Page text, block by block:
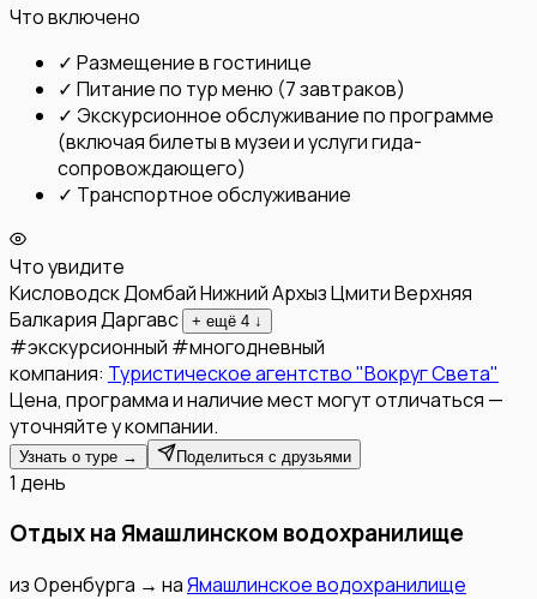
Что включено
✓ Размещение в гостинице
✓ Питание по тур меню (7 завтраков)
✓ Экскурсионное обслуживание по программе
(включая билеты в музеи и услуги гида-
сопровождающего)
✓ Транспортное обслуживание
Что увидите
КисловодскДомбайНижний АрхызЦмитиВерхняя
БалкарияДаргавс + ещё 4 ↓
#экскурсионный #многодневный
компания: Туристическое агентство "Вокруг Света"
Цена, программа и наличие мест могут отличаться —
уточняйте у компании.
Узнать о туре → Поделиться с друзьями
1 день
Отдых на Ямашлинском водохранилище
изОренбурга → наЯмашлинское водохранилище